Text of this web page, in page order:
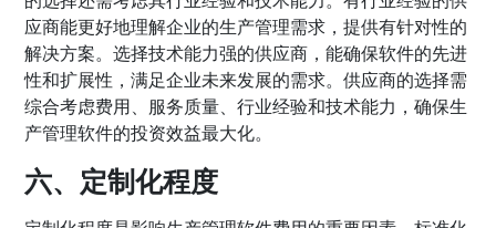
应商能更好地理解企业的生产管理需求，提供有针对性的
解决方案。选择技术能力强的供应商，能确保软件的先进
性和扩展性，满足企业未来发展的需求。供应商的选择需
综合考虑费用、服务质量、行业经验和技术能力，确保生
产管理软件的投资效益最大化。
六、定制化程度